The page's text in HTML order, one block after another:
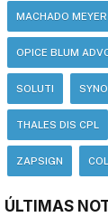
MACHADO
OPICE BLUM
SOLUTI
THALES DIS CPL
ZAPSIGN
ÚLTIMAS